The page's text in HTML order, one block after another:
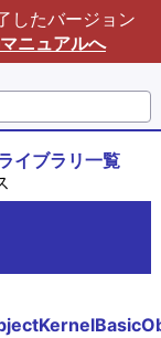
したバージョン
ニュアルへ
イブラリ一覧
Kernel